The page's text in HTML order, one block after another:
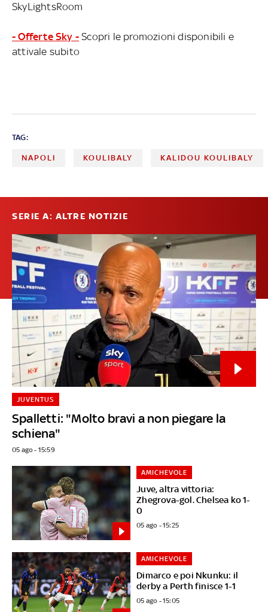
SkyLightsRoom
- Offerte Sky - Scopri le promozioni disponibili e
attivale subito
TAG:
NAPOLI KOULIBALY KALIDOU KOULIBALY
SERIE A: ALTRE NOTIZIE
Spalletti: "Molto bravi a non piegare la
schiena"
JUVENTUS
05 ago - 15:59
Juve, altra vittoria:
Zhegrova-gol. Chelsea ko 1-
0
AMICHEVOLE
05 ago - 15:25
Dimarco e poi Nkunku: il
derby a Perth finisce 1-1
AMICHEVOLE
05 ago - 15:05